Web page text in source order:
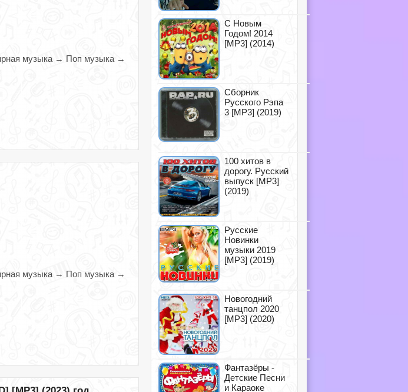
музыка → Поп музыка →
музыка → Поп музыка →
С Новым
Годом! 2014
[MP3] (2014)
Сборник
Русского Рэпа
3 [MP3] (2019)
100 хитов в
дорогу. Русский
выпуск [MP3]
(2019)
Русские
Новинки
музыки 2019
[MP3] (2019)
Новогодний
танцпол 2020
[MP3] (2020)
Фантазёры -
Детские Песни
и Караоке